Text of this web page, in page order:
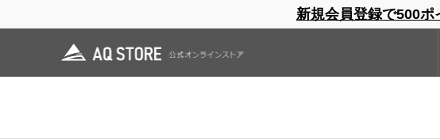
新規会員登録で500ポ
ブランドサイト
スリーピングマット バックパック